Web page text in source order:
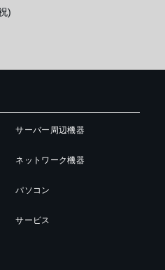
)
サーバー周辺機器
ネットワーク機器
パソコン
サービス